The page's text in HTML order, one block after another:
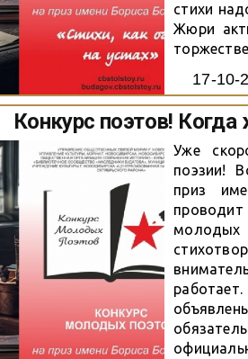
стихи
Жюри
группе в
17-10-
Конкурс поэтов! Когда
Уже
поэзии!
приз